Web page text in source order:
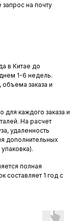
на почту
в Китае до
1-6 недель.
объема заказа и
для каждого заказа и
На расчет
удаленность
дополнительных
полная
составляет 1 год с